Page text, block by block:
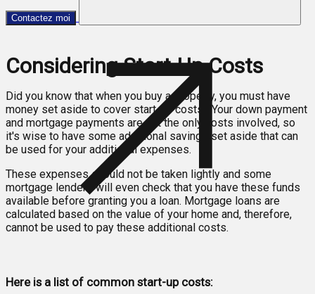
Contactez moi
Considering Start-Up Costs
Did you know that when you buy a property, you must have
money set aside to cover start-up costs? Your down payment
and mortgage payments are not the only costs involved, so
it's wise to have some additional savings set aside that can
be used for your additional expenses.
These expenses should not be taken lightly and some
mortgage lenders will even check that you have these funds
available before granting you a loan. Mortgage loans are
calculated based on the value of your home and, therefore,
cannot be used to pay these additional costs.
Here is a list of common start-up costs: